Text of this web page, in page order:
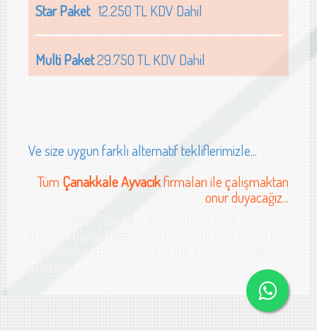
Star Paket12.250 TL KDV Dahil
Multi Paket29.750 TL KDV Dahil
Ve size uygun farklı alternatif tekliflerimizle...
TümÇanakkale Ayvacıkfirmaları ile çalışmaktan
onur duyacağız...
web tasarımı Çanakkale Ayvacık , internet sitesi
tasarımı Çanakkale Ayvacık , Çanakkale Ayvacık
web tasarım firmaları, Çanakkale Ayvacık web
tasarımı
tasarımı Çanakkale cam